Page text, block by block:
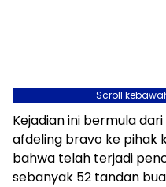
Scroll
Kejadian ini bermula
afdeling bravo ke pihak
bahwa telah terjadi
sebanyak 52 tandan